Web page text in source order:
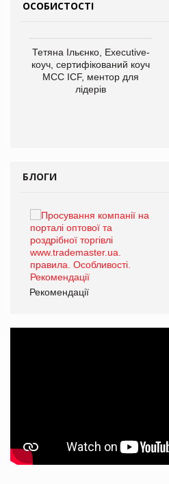
ОСОБИСТОСТІ
Тетяна Ільєнко, Executive-
коуч, сертифікований коуч
МСС ICF, ментор для
лідерів
БЛОГИ
Рекомендації